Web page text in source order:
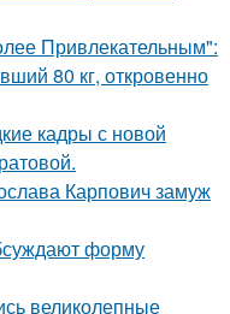
Привлекательным":
80 кг, откровенно
кадры с новой
Карпович замуж
форму
великолепные